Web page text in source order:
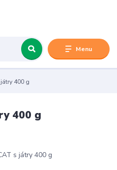
Menu
400 g
400 g